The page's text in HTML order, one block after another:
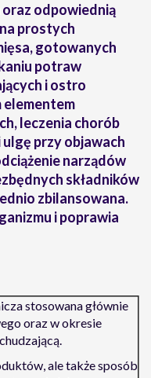
odpowiednią
prostych
gotowanych
potraw
i ostro
elementem
leczenia chorób
przy objawach
narządów
składników
zbilansowana.
i poprawia
stosowana głównie
oraz w okresie
ale także sposób